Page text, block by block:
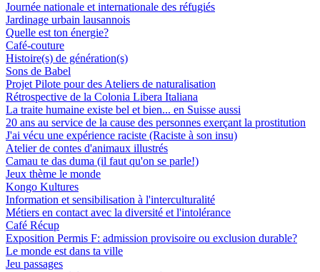
Journée nationale et internationale des réfugiés
Jardinage urbain lausannois
Quelle est ton énergie?
Café-couture
Histoire(s) de génération(s)
Sons de Babel
Projet Pilote pour des Ateliers de naturalisation
Rétrospective de la Colonia Libera Italiana
La traite humaine existe bel et bien... en Suisse aussi
20 ans au service de la cause des personnes exerçant la prostitution
J'ai vécu une expérience raciste (Raciste à son insu)
Atelier de contes d'animaux illustrés
Camau te das duma (il faut qu'on se parle!)
Jeux thème le monde
Kongo Kultures
Information et sensibilisation à l'interculturalité
Métiers en contact avec la diversité et l'intolérance
Café Récup
Exposition Permis F: admission provisoire ou exclusion durable?
Le monde est dans ta ville
Jeu passages